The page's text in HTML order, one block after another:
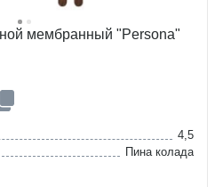
мембранный "Persona"
4,5
Пина колада